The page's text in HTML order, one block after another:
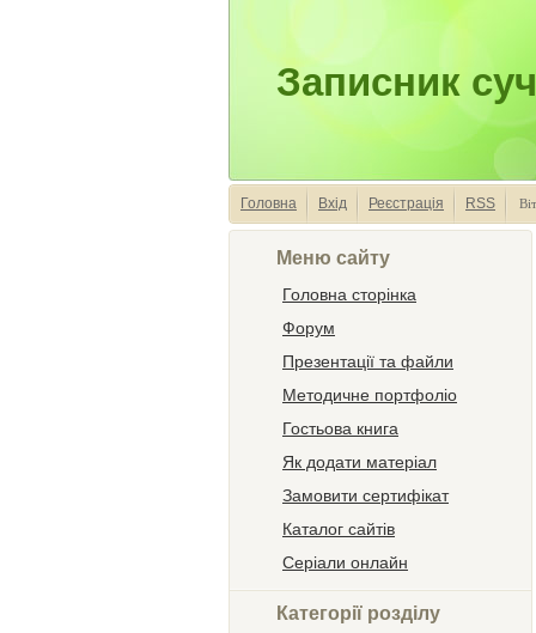
Записник
Головна Вхід Реєстрація RSS
Меню сайту
Головна сторінка
Форум
Презентації та файли
Методичне портфоліо
Гостьова книга
Як додати матеріал
Замовити сертифікат
Каталог сайтів
Серіали онлайн
Категорії розділу